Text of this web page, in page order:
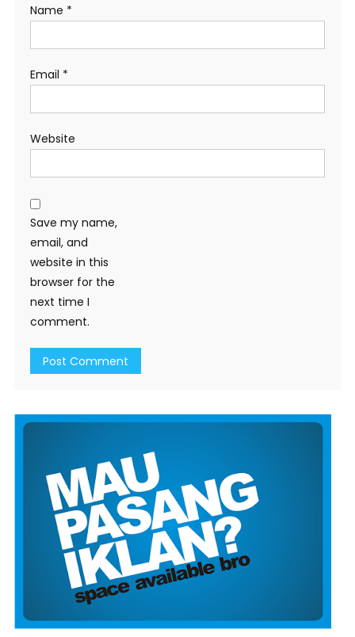
Name *
Email *
Website
Save my name,
email, and
website in this
browser for the
next time I
comment.